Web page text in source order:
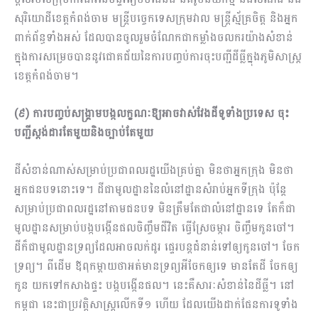
សុរិយោដីខេត្តកំពង់ចាម មន្រ្តីបច្ចេកទេសក្រុមវាល មន្ត្រី​ស្ម័គ្រ​ចិត្ត និងអ្នក
ពាក់ព័ន្ធទាំងអស់ ដែលបានចូលរួមចំណែក​​ជាកម្លាំងចលករ​យ៉ាង​សំខាន់
ក្នុងការ​សម្រេច​បាន​នូវជោគជ័យនៃការបញ្ចប់​ការចុះបញ្ជីដីធ្លី​ក្នុងភូមិសាស្ត្រ​
ខេត្តកំពង់ចាម។
(៩) ការបញ្ចប់សង្គ្រាមបង្កលក្ខណៈឱ្យអាចវាស់វែងដីទូទាំងប្រទេស ចុះ
បញ្ជីស្តង់ដារតែមួយនិងច្បាប់តែមួយ
ដីសំខាន់ណាស់សម្រាប់ប្រជាពលរដ្ឋយើងគ្រប់គ្នា មិនថាអ្នកក្រុង មិនថា
អ្នកជនបទនោះទេ។ ដីជាមូលដ្ឋាននៃលំនៅដ្ឋានសំរាប់អ្នកទីក្រុង ប៉ុន្តែ
សម្រាប់ប្រជាពលរដ្ឋនៅតាមជនបទ មិនត្រឹមតែជាលំនៅដ្ឋានទេ តែក៏ជា
មូលដ្ឋានសម្រាប់បង្កបង្កើនផលចិញ្ចឹមជីវិត ធ្វើស្រែចម្ការ ចិញ្ចឹមកូនចៅ។
ដីក៏ជាមូលដ្ឋានទ្រព្យដែលអាចលក់ដូរ ផ្ទេរ​បន្តជំនាន់ទៅឲ្យកូនចៅ។ ចែក
ទ្រព្យ។ ពីដើម ឪពុកម្ដាយថាអត់មានទ្រព្យអីចែកឲ្យទេ មានតែដី ចែកឲ្យ
កូន យកទៅកសាងផ្ទះ បង្កបង្កើនផល។ នេះគឺសារៈសំខាន់នៃដីធ្លី។ នៅ
កម្ពុជា នេះជាប្រវត្តិសាស្រ្តលើកទី១ ហើយ ដែលយើងដាក់ផែនការទូទាំង